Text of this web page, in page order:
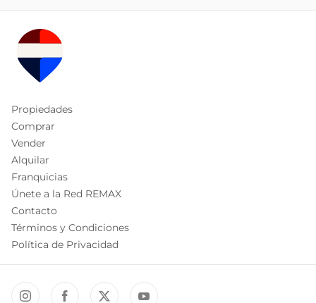
Propiedades
Comprar
Vender
Alquilar
Franquicias
Únete a la Red REMAX
Contacto
Términos y Condiciones
Política de Privacidad